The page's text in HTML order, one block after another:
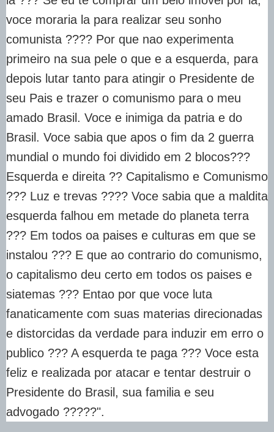
voce moraria la para realizar seu sonho
comunista ???? Por que nao experimenta
primeiro na sua pele o que e a esquerda, para
depois lutar tanto para atingir o Presidente de
seu Pais e trazer o comunismo para o meu
amado Brasil. Voce e inimiga da patria e do
Brasil. Voce sabia que apos o fim da 2 guerra
mundial o mundo foi dividido em 2 blocos???
Esquerda e direita ?? Capitalismo e Comunismo
??? Luz e trevas ???? Voce sabia que a maldita
esquerda falhou em metade do planeta terra
??? Em todos oa paises e culturas em que se
instalou ??? E que ao contrario do comunismo,
o capitalismo deu certo em todos os paises e
siatemas ??? Entao por que voce luta
fanaticamente com suas materias direcionadas
e distorcidas da verdade para induzir em erro o
publico ??? A esquerda te paga ??? Voce esta
feliz e realizada por atacar e tentar destruir o
Presidente do Brasil, sua familia e seu
advogado ?????".